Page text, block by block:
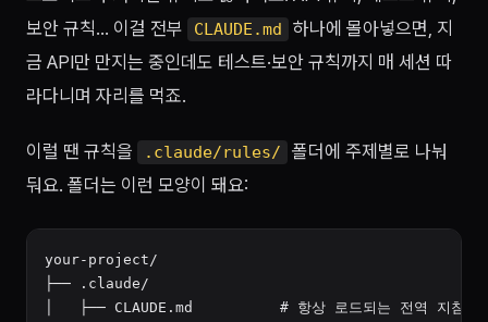
보안 규칙… 이걸 전부
CLAUDE.md
하나에 몰아넣으면, 지
금 API만 만지는 중인데도 테스트·보안 규칙까지 매 세션 따
라다니며 자리를 먹죠.
이럴 땐 규칙을 .claude/rules/
폴더에 주제별로 나눠
둬요. 폴더는 이런 모양이 돼요:
your-project/
├── .claude/
│   ├── CLAUDE.md          # 항상 로드되는 전역 지침